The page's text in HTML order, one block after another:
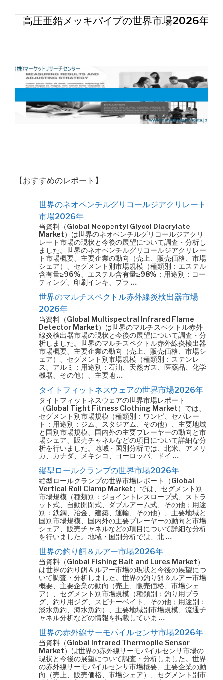
高圧亜鉛メッキパイプの世界市場2026年
【おすすめのレポート】
世界のネオペンチルグリコールジアクリレート
市場2026年
当資料（Global Neopentyl Glycol Diacrylate
Market）は世界のネオペンチルグリコールジアクリ
レート市場の現状と今後の展望について調査・分析し
ました。世界のネオペンチルグリコールジアクリレー
ト市場概要、主要企業の動向（売上、販売価格、市場
シェア）、セグメント別市場規模（種類別：エステル
含有量≥96%、エステル含有量≥98%；用途別：コー
ティング、印刷インキ、プラ …
世界のマルチスペクトル赤外線炎検出器市場
2026年
当資料（Global Multispectral Infrared Flame
Detector Market）は世界のマルチスペクトル赤外
線炎検出器市場の現状と今後の展望について調査・分
析しました。世界のマルチスペクトル赤外線炎検出器
市場概要、主要企業の動向（売上、販売価格、市場シ
ェア）、セグメント別市場規模（種類別：ステンレ
ス、アルミ；用途別：石油、天然ガス、医薬品、化学
機器、その他）、主要地 …
タイトフィットネスウェアの世界市場2026年
タイトフィットネスウェアの世界市場レポート
（Global Tight Fitness Clothing Market）では、
セグメント別市場規模（種類別：ワンピ、セパレー
ト；用途別：ジム、スタジアム、その他）、主要地域
と国別市場規模、国内外の主要プレーヤーの動向と市
場シェア、販売チャネルなどの項目について詳細な分
析を行いました。地域・国別分析では、北米、アメリ
カ、カナダ、メキシコ、ヨーロッパ、ドイ …
縦型ロールクランプの世界市場2026年
縦型ロールクランプの世界市場レポート（Global
Vertical Roll Clamp Market）では、セグメント別
市場規模（種類別：ジョイントレスロープ式、ストラ
ット式、自動開閉式、ダブルアーム式、その他；用途
別：鉄鋼、冶金、建築、運輸、その他）、主要地域と
国別市場規模、国内外の主要プレーヤーの動向と市場
シェア、販売チャネルなどの項目について詳細な分析
を行いました。地域・国別分析では、北 …
世界の釣り餌＆ルアー市場2026年
当資料（Global Fishing Bait and Lures Market）
は世界の釣り餌＆ルアー市場の現状と今後の展望につ
いて調査・分析しました。世界の釣り餌＆ルアー市場
概要、主要企業の動向（売上、販売価格、市場シェ
ア）、セグメント別市場規模（種類別：釣り用プラ
グ、釣り用ジグ、スピナーベイト、その他；用途別：
淡水魚釣、海水魚釣）、主要地域別市場規模、流通チ
ャネル分析などの情報を掲載していま …
世界の赤外線サーモパイルセンサ市場2026年
当資料（Global Infrared Thermopile Sensor
Market）は世界の赤外線サーモパイルセンサ市場の
現状と今後の展望について調査・分析しました。世界
の赤外線サーモパイルセンサ市場概要、主要企業の動
向（売上、販売価格、市場シェア）、セグメント別市